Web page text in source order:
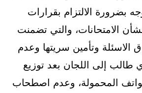
بضرورة الالتزام بقرارات
الامتحانات، والتي تضمنت
الاسئلة وتأمين سريتها وعدم
طالب إلى اللجان بعد توزيع
المحمولة، وعدم اصطحاب